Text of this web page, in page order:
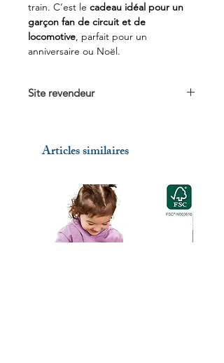
train. C’est le cadeau idéal pour un
garçon fan de circuit et de
locomotive, parfait pour un
anniversaire ou Noël.
Site revendeur
Articles similaires